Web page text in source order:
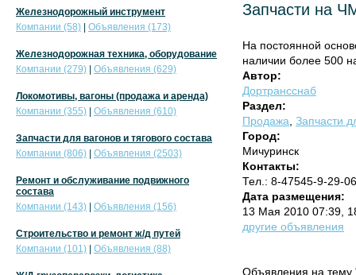
Запчасти на
На постоянной
наличии более 500
Автор:
Дортрансснаб
Раздел:
Продажа Запчасти
Город:
Мичуринск
Контакты:
Тел.: 8-47545-9-29-
Дата размещения:
13 Мая 2010 07:39,
другие объявления
Объявления на тему
Железнодорожный инструмент
Компании (58)
Объявления (173)
Железнодорожная техника, оборудование
Компании (279)
Объявления (629)
Локомотивы, вагоны (продажа и аренда)
Компании (355)
Объявления (610)
Запчасти для вагонов и тягового состава
Компании (806)
Объявления (2503)
Ремонт и обслуживание подвижного
состава
Компании (143)
Объявления (156)
Строительство и ремонт ж/д путей
Компании (101)
Объявления (88)